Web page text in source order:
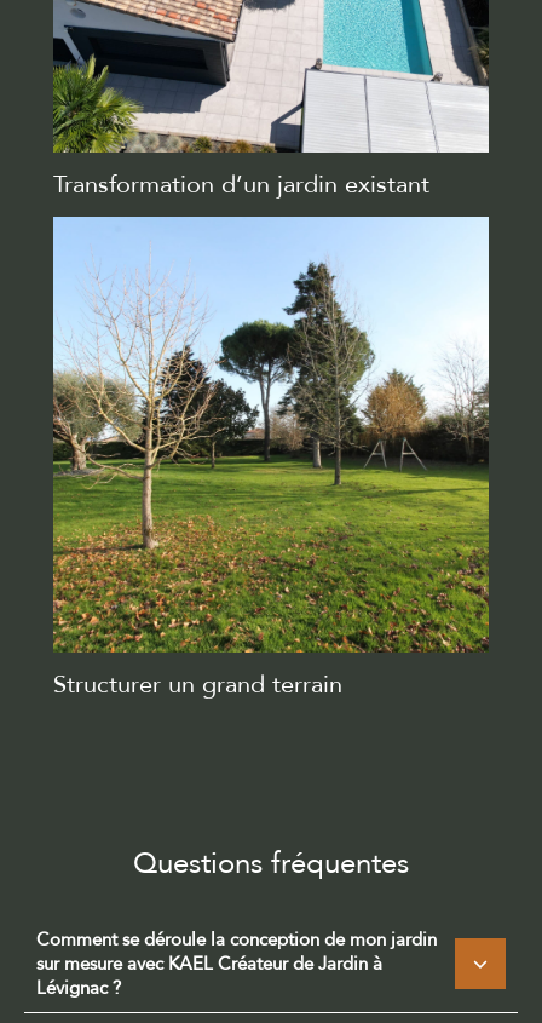
Transformation d’un jardin existant
Structurer un grand terrain
Questions fréquentes
Comment se déroule la conception de mon jardin
sur mesure avec KAEL Créateur de Jardin à
Lévignac ?